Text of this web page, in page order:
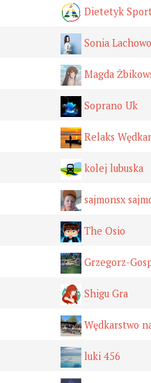
Dietetyk
Sonia
Magda
Soprano Uk
Relaks
kolej lubuska
sajmonsx
The Osio
Grzegorz-
Shigu Gra
Wędkarstwo
luki 456